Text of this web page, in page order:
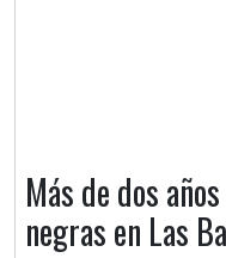
Más de dos
negras en Las